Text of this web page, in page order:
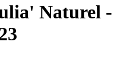
Naturel -